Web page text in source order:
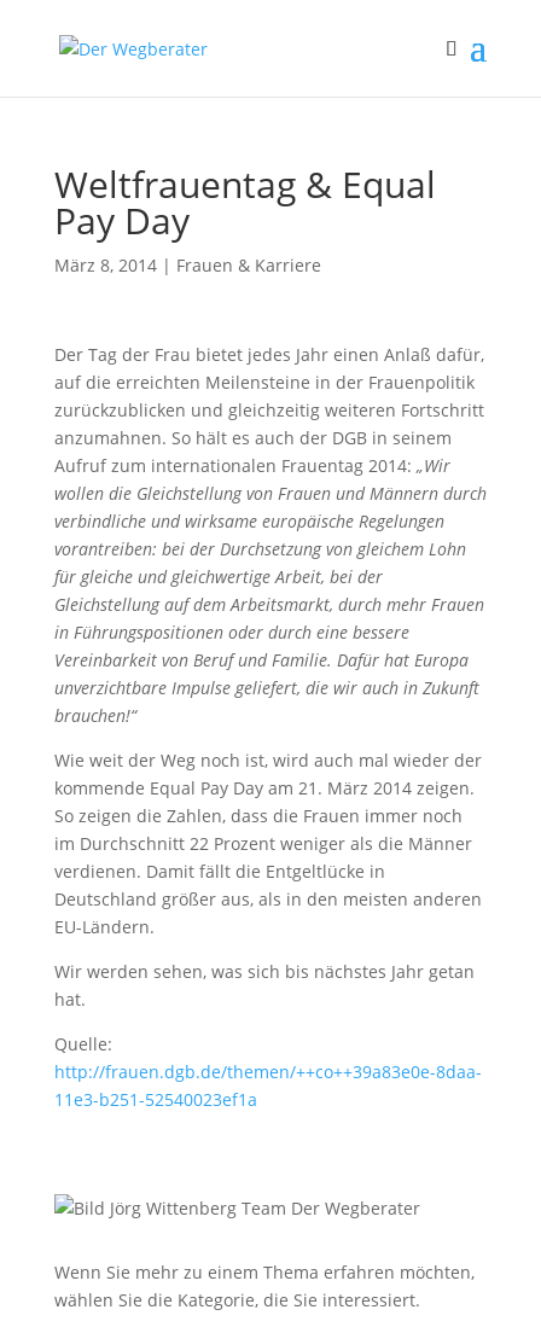
Weltfrauentag & Equal
Pay Day
März 8, 2014| Frauen & Karriere
Der Tag der Frau bietet jedes Jahr einen Anlaß dafür,
auf die erreichten Meilensteine in der Frauenpolitik
zurückzublicken und gleichzeitig weiteren Fortschritt
anzumahnen. So hält es auch der DGB in seinem
Aufruf zum internationalen Frauentag 2014: „Wir
wollen die Gleichstellung von Frauen und Männern durch
verbindliche und wirksame europäische Regelungen
vorantreiben: bei der Durchsetzung von gleichem Lohn
für gleiche und gleichwertige Arbeit, bei der
Gleichstellung auf dem Arbeitsmarkt, durch mehr Frauen
in Führungspositionen oder durch eine bessere
Vereinbarkeit von Beruf und Familie. Dafür hat Europa
unverzichtbare Impulse geliefert, die wir auch in Zukunft
brauchen!“
Wie weit der Weg noch ist, wird auch mal wieder der
kommende Equal Pay Day am 21. März 2014 zeigen.
So zeigen die Zahlen, dass die Frauen immer noch
im Durchschnitt 22 Prozent weniger als die Männer
verdienen. Damit fällt die Entgeltlücke in
Deutschland größer aus, als in den meisten anderen
EU-Ländern.
Wir werden sehen, was sich bis nächstes Jahr getan
hat.
Quelle:
http://frauen.dgb.de/themen/++co++39a83e0e-8daa-
11e3-b251-52540023ef1a
Wenn Sie mehr zu einem Thema erfahren möchten,
wählen Sie die Kategorie, die Sie interessiert.